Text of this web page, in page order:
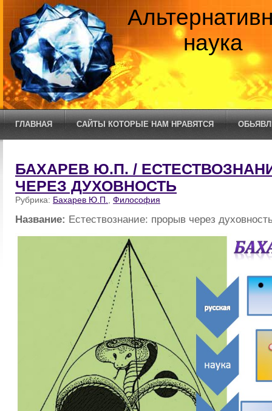
наука
ГЛАВНАЯ САЙТЫ КОТОРЫЕ НАМ НРАВЯТСЯ
БАХАРЕВ Ю.П. /
ЧЕРЕЗ ДУХОВНОСТЬ
Рубрика: Бахарев Ю.П. Философия
Название: Естествознание: прорыв через